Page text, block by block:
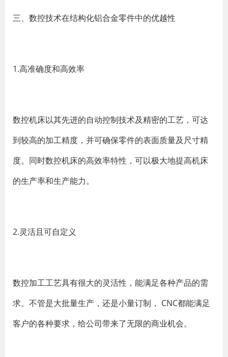
三、数控技术在结构化铝合金零件中的优越性
1.高准确度和高效率
数控机床以其先进的自动控制技术及精密的工艺，可达
到较高的加工精度，并可确保零件的表面质量及尺寸精
度。同时数控机床的高效率特性，可以极大地提高机床
的生产率和生产能力。
2.灵活且可自定义
数控加工工艺具有很大的灵活性，能满足各种产品的需
求。不管是大批量生产，还是小量订制， CNC都能满足
客户的各种要求，给公司带来了无限的商业机会。